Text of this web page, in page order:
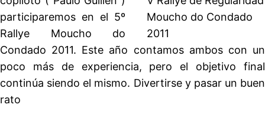
Moucho do Condado
2011
participaremos en el 5º
Rallye Moucho do
Condado 2011. Este año contamos ambos con un
poco más de experiencia, pero el objetivo final
continúa siendo el mismo. Divertirse y pasar un buen
rato